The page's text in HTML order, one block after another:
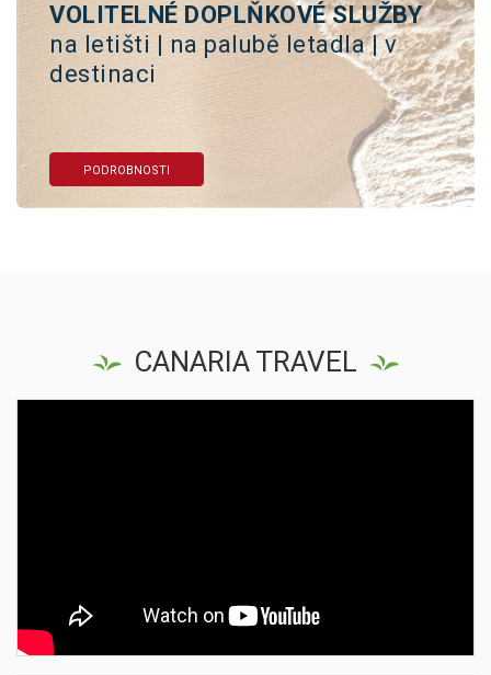
VOLITELNÉ DOPLŇKOVÉ SLUŽBY
na letišti | na palubě letadla | v
destinaci
PODROBNOSTI
CANARIA TRAVEL